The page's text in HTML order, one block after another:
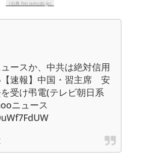
（出典 fnn.ismcdn.jp）
ースか、中共は絶対信用
【速報】中国・習主席 安
受け弔電(テレビ朝日系
ニュース